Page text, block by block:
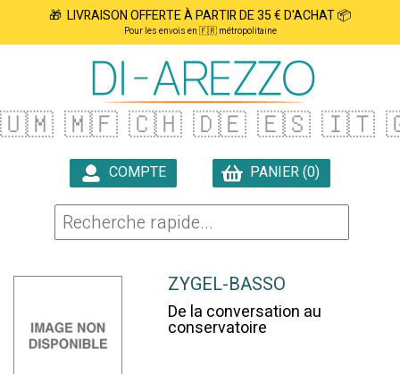
🎁 LIVRAISON OFFERTE À PARTIR DE 35 € D'ACHAT 📦
Pour les envois en 🇫🇷 métropolitaine
🇺🇲 🇲🇫 🇨🇭 🇩🇪 🇪🇸 🇮🇹
COMPTE
PANIER (0)
ZYGEL-BASSO
De la conversation au
conservatoire